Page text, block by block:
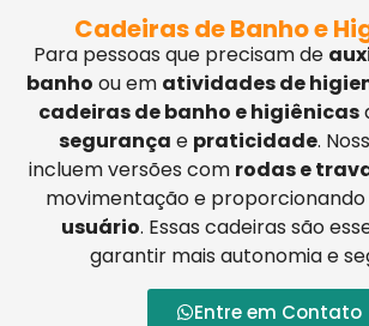
Cadeiras de Banho e
Para pessoas que precisam de
banho ou em atividades de
cadeiras de banho e higiênicas
segurança e praticidade.
incluem versões com rodas e
movimentação e proporcionando
usuário. Essas cadeiras são
garantir mais autonomia e
Entre em Contato